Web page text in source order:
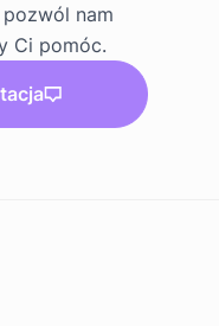
nam
Ci pomóc.